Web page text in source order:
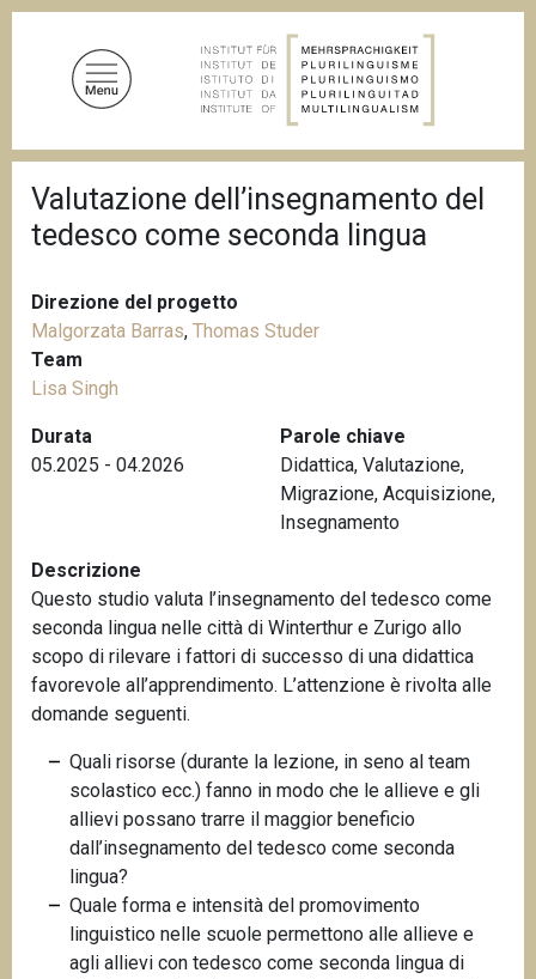
r
i
c
l
e
d
i
p
n
Valutazione dell’insegnamento del
tedesco come seconda lingua
Direzione del progetto
Malgorzata Barras, Thomas Studer
Team
Lisa Singh
Durata
05.2025 - 04.2026
Parole chiave
Didattica, Valutazione,
Migrazione, Acquisizione,
Insegnamento
Descrizione
Questo studio valuta l’insegnamento del tedesco come
seconda lingua nelle città di Winterthur e Zurigo allo
scopo di rilevare i fattori di successo di una didattica
favorevole all’apprendimento. L’attenzione è rivolta alle
domande seguenti.
Quali risorse (durante la lezione, in seno al team
scolastico ecc.) fanno in modo che le allieve e gli
allievi possano trarre il maggior beneficio
dall’insegnamento del tedesco come seconda
lingua?
Quale forma e intensità del promovimento
linguistico nelle scuole permettono alle allieve e
agli allievi con tedesco come seconda lingua di